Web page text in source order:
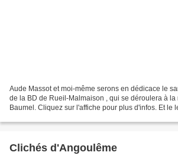
Aude Massot et moi-même serons en dédicace le
de la BD de Rueil-Malmaison , qui se déroulera à
Baumel. Cliquez sur l'affiche pour plus d'infos. Et le
Clichés d'Angoulême